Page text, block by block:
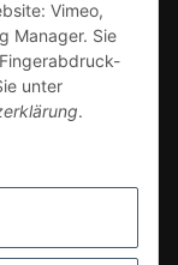
Vimeo,
Manager. Sie
unter
.
0% MwSt. (gem. §